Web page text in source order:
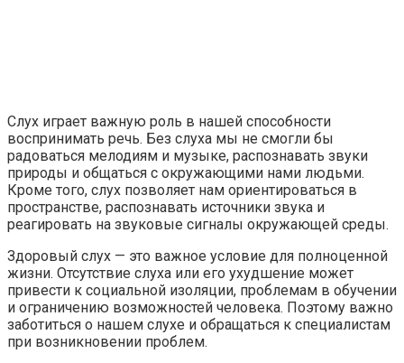
Слух играет важную роль в нашей способности
воспринимать речь. Без слуха мы не смогли бы
радоваться мелодиям и музыке, распознавать звуки
природы и общаться с окружающими нами людьми.
Кроме того, слух позволяет нам ориентироваться в
пространстве, распознавать источники звука и
реагировать на звуковые сигналы окружающей среды.
Здоровый слух — это важное условие для полноценной
жизни. Отсутствие слуха или его ухудшение может
привести к социальной изоляции, проблемам в обучении
и ограничению возможностей человека. Поэтому важно
заботиться о нашем слухе и обращаться к специалистам
при возникновении проблем.